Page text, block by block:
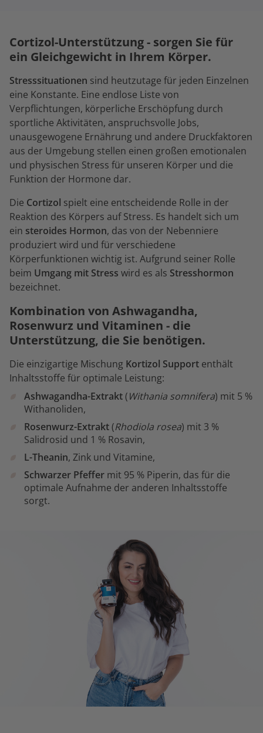
Cortizol-Unterstützung - sorgen Sie für
ein Gleichgewicht in Ihrem Körper.
Stresssituationen sind heutzutage für jeden Einzelnen
eine Konstante. Eine endlose Liste von
Verpflichtungen, körperliche Erschöpfung durch
sportliche Aktivitäten, anspruchsvolle Jobs,
unausgewogene Ernährung und andere Druckfaktoren
aus der Umgebung stellen einen großen emotionalen
und physischen Stress für unseren Körper und die
Funktion der Hormone dar.
Die Cortizol spielt eine entscheidende Rolle in der
Reaktion des Körpers auf Stress. Es handelt sich um
ein steroides Hormon, das von der Nebenniere
produziert wird und für verschiedene
Körperfunktionen wichtig ist. Aufgrund seiner Rolle
beim Umgang mit Stress wird es als Stresshormon
bezeichnet.
Kombination von Ashwagandha,
Rosenwurz und Vitaminen - die
Unterstützung, die Sie benötigen.
Die einzigartige Mischung Kortizol Support enthält
Inhaltsstoffe für optimale Leistung:
Ashwagandha-Extrakt(Withania somnifera) mit 5 %
Withanoliden,
Rosenwurz-Extrakt(Rhodiola rosea) mit 3 %
Salidrosid und 1 % Rosavin,
L-Theanin, Zink und Vitamine,
Schwarzer Pfeffer mit 95 % Piperin, das für die
optimale Aufnahme der anderen Inhaltsstoffe
sorgt.